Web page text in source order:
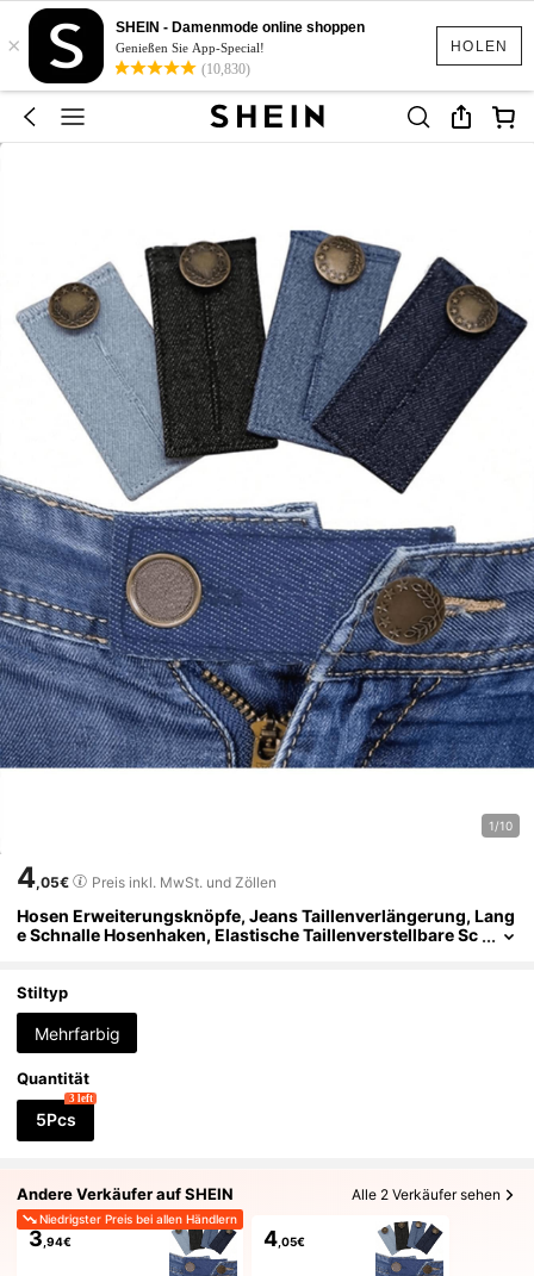
HOLEN
×
SHEIN - Damenmode online shoppen
Genießen Sie App-Special!
(10,830)
1/10
4,05€ Preis inkl. MwSt. und Zöllen
Hosen Erweiterungsknöpfe, Jeans Taillenverlängerung, Lang
e Schnalle Hosenhaken, Elastische Taillenverstellbare Sc
Stiltyp
Mehrfarbig
Quantität
5Pcs
3 left
Andere Verkäufer auf SHEIN Alle 2 Verkäufer sehen
Niedrigster Preis bei allen Händlern
3 ,94€ 4,05€